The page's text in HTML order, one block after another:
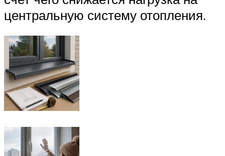
центральную систему отопления.